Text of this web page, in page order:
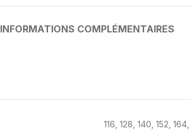
INFORMATIONS COMPLÉMENTAIRES
116 128 140 152 164